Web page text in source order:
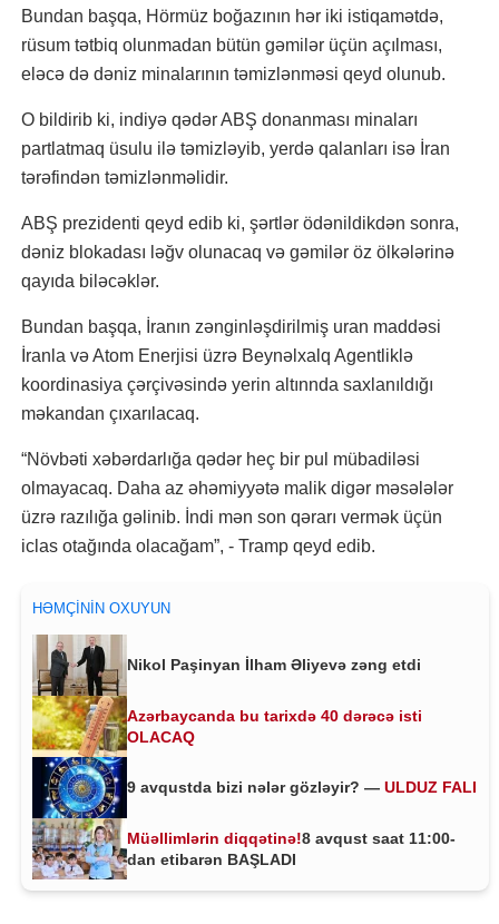
Bundan başqa, Hörmüz boğazının hər iki istiqamətdə,
rüsum tətbiq olunmadan bütün gəmilər üçün açılması,
eləcə də dəniz minalarının təmizlənməsi qeyd olunub.
O bildirib ki, indiyə qədər ABŞ donanması minaları
partlatmaq üsulu ilə təmizləyib, yerdə qalanları isə İran
tərəfindən təmizlənməlidir.
ABŞ prezidenti qeyd edib ki, şərtlər ödənildikdən sonra,
dəniz blokadası ləğv olunacaq və gəmilər öz ölkələrinə
qayıda biləcəklər.
Bundan başqa, İranın zənginləşdirilmiş uran maddəsi
İranla və Atom Enerjisi üzrə Beynəlxalq Agentliklə
koordinasiya çərçivəsində yerin altınnda saxlanıldığı
məkandan çıxarılacaq.
“Növbəti xəbərdarlığa qədər heç bir pul mübadiləsi
olmayacaq. Daha az əhəmiyyətə malik digər məsələlər
üzrə razılığa gəlinib. İndi mən son qərarı vermək üçün
iclas otağında olacağam”, - Tramp qeyd edib.
HƏMÇININ OXUYUN
Nikol Paşinyan İlham Əliyevə zəng etdi
Azərbaycanda bu tarixdə 40 dərəcə isti
OLACAQ
9 avqustda bizi nələr gözləyir? — ULDUZ FALI
Müəllimlərin diqqətinə!8 avqust saat 11:00-
dan etibarən BAŞLADI